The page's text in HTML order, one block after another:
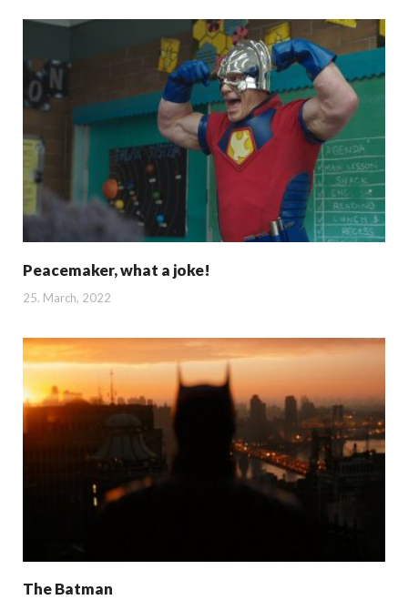
Peacemaker, what a joke!
25. March, 2022
The Batman